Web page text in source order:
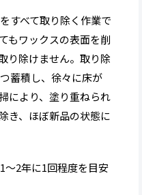
すべて取り除く作業で
もワックスの表面を削
り除けません。取り除
蓄積し、徐々に床が
により、塗り重ねられ
き、ほぼ新品の状態に
〜2年に1回程度を目安